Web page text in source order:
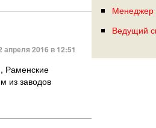
апреля 2016 в 12:51
Раменские
из заводов
Менеджер
Ведущий